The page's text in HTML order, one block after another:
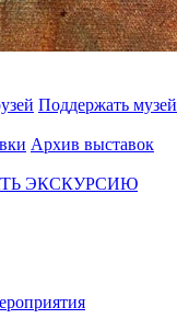
Поддержать музей
Архив выставок
ЭКСКУРСИЮ